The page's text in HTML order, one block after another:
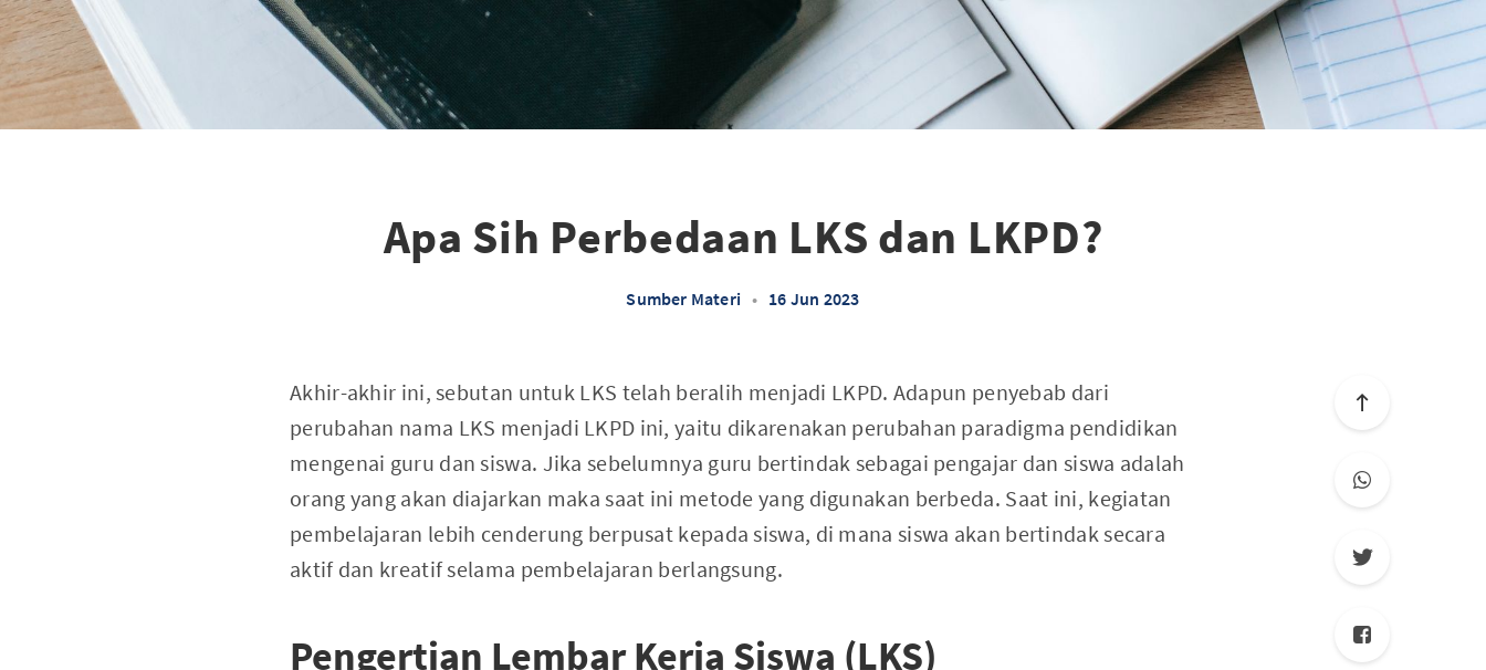
Apa Sih Perbedaan LKS dan LKPD?
Sumber Materi • 16 Jun 2023
Akhir-akhir ini, sebutan untuk LKS telah beralih menjadi LKPD. Adapun penyebab dari
perubahan nama LKS menjadi LKPD ini, yaitu dikarenakan perubahan paradigma pendidikan
mengenai guru dan siswa. Jika sebelumnya guru bertindak sebagai pengajar dan siswa adalah
orang yang akan diajarkan maka saat ini metode yang digunakan berbeda. Saat ini, kegiatan
pembelajaran lebih cenderung berpusat kepada siswa, di mana siswa akan bertindak secara
aktif dan kreatif selama pembelajaran berlangsung.
Pengertian Lembar Kerja Siswa (LKS)